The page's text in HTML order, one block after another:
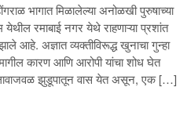
भागात मिळालेल्या अनोळखी पुरुषाच्या
रमाबाई नगर येथे राहणाऱ्या प्रशांत
आहे. अज्ञात व्यक्तीविरूद्ध खुनाचा गुन्हा
कारण आणि आरोपी यांचा शोध घेत
झुडूपातून वास येत असून, एक […]